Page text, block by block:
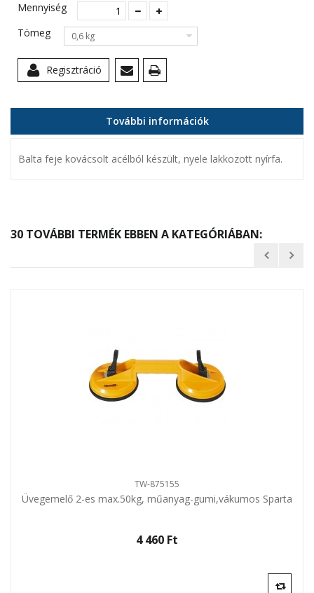
Mennyiség
Tömeg
0,6 kg
Regisztráció
További információk
Balta feje kovácsolt acélból készült, nyele lakkozott nyírfa.
30 TOVÁBBI TERMÉK EBBEN A KATEGÓRIÁBAN:
TW-875155
Üvegemelő 2-es max.50kg, műanyag-gumi,vákumos Sparta
4 460 Ft‎